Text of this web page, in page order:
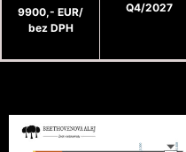
9900,- EUR/
bez DPH
Q4/2027